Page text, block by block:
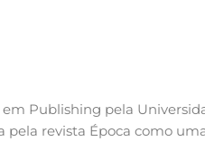
Publishing pela
pela revista Época como